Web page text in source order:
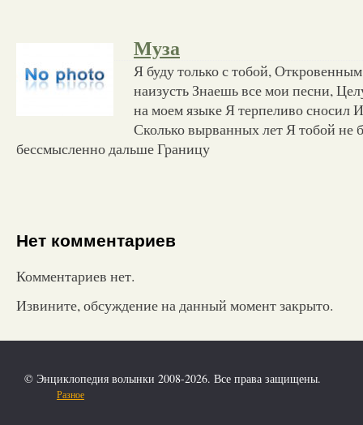
Муза
Я буду только с тобой,
наизусть Знаешь все мои песни,
на моем языке Я терпеливо сносил
Сколько вырванных лет Я тобой не
бессмысленно дальше Границу
Нет комментариев
Комментариев нет.
Извините, обсуждение на данный момент закрыто.
© Энциклопедия волынки 2008-2026. Все права защищены.
Разное